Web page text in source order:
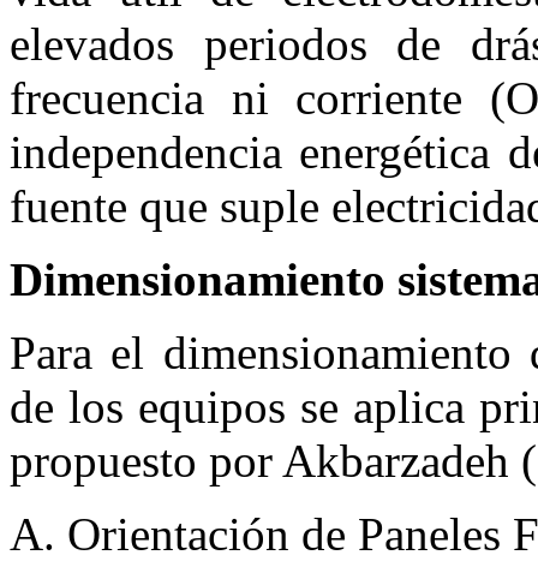
elevados periodos de
frecuencia ni corriente
independencia energética
fuente que suple
Dimensionamiento
Para el
de los equipos se aplica
propuesto por Akbarzadeh
A. Orientación de Paneles